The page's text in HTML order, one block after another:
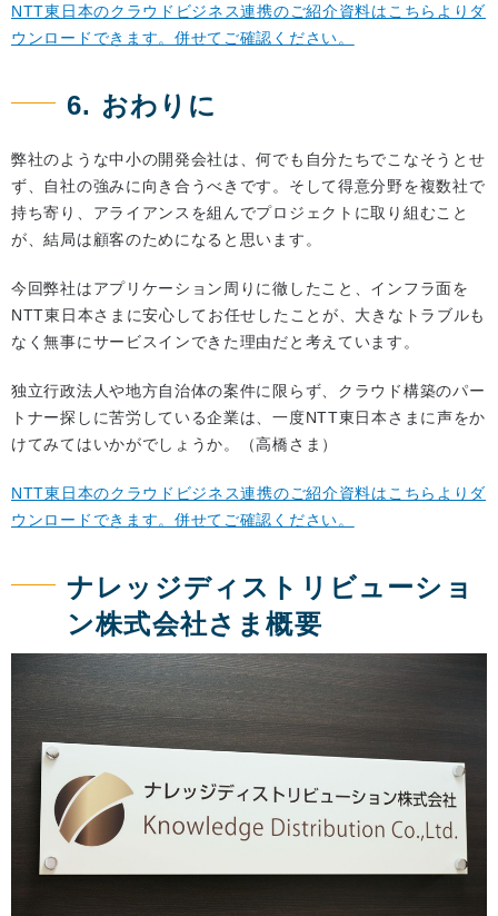
NTT東日本のクラウドビジネス連携のご紹介資料はこちらよりダ
ウンロードできます。併せてご確認ください。
6. おわりに
弊社のような中小の開発会社は、何でも自分たちでこなそうとせ
ず、自社の強みに向き合うべきです。そして得意分野を複数社で
持ち寄り、アライアンスを組んでプロジェクトに取り組むこと
が、結局は顧客のためになると思います。
今回弊社はアプリケーション周りに徹したこと、インフラ面を
NTT東日本さまに安心してお任せしたことが、大きなトラブルも
なく無事にサービスインできた理由だと考えています。
独立行政法人や地方自治体の案件に限らず、クラウド構築のパー
トナー探しに苦労している企業は、一度NTT東日本さまに声をか
けてみてはいかがでしょうか。（高橋さま）
NTT東日本のクラウドビジネス連携のご紹介資料はこちらよりダ
ウンロードできます。併せてご確認ください。
ナレッジディストリビューショ
ン株式会社さま概要